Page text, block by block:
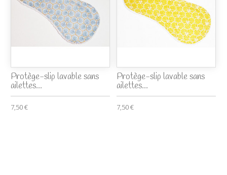
Protège-slip lavable sans
ailettes...
7,50 €
Protège-slip lavable sans
ailettes...
7,50 €